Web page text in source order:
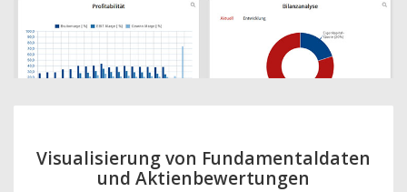
Visualisierung von Fundamentaldaten
und Aktienbewertungen